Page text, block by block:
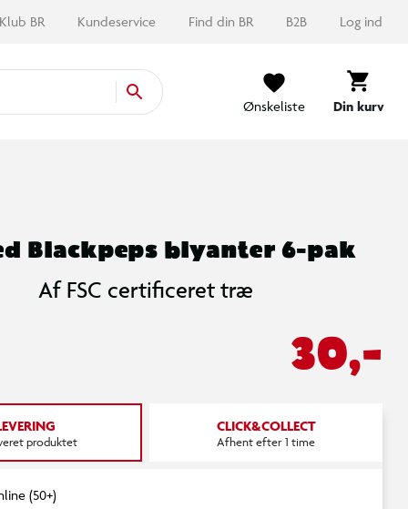
Klub BR Kundeservice Find din BR B2B Log ind
Ønskeliste Din kurv
Blackpeps blyanter 6-pak
Af FSC certificeret træ
30,-
produktet
CLICK&COLLECT
Afhent efter 1 time
(50+)